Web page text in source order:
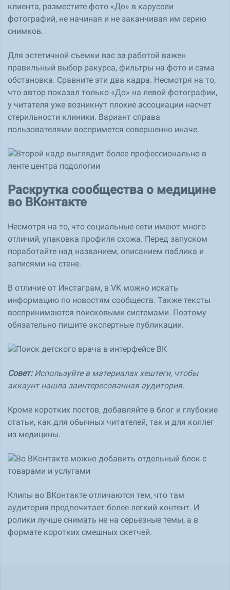
клиента, разместите фото «До» в карусели
фотографий, не начиная и не заканчивая им серию
снимков.
Для эстетичной съемки вас за работой важен
правильный выбор ракурса, фильтры на фото и сама
обстановка. Сравните эти два кадра. Несмотря на то,
что автор показал только «До» на левой фотографии,
у читателя уже возникнут плохие ассоциации насчет
стерильности клиники. Вариант справа
пользователями воспримется совершенно иначе.
Раскрутка сообщества о медицине
во ВКонтакте
Несмотря на то, что социальные сети имеют много
отличий, упаковка профиля схожа. Перед запуском
поработайте над названием, описанием паблика и
записями на стене.
В отличие от Инстаграм, в VK можно искать
информацию по новостям сообществ. Также тексты
воспринимаются поисковыми системами. Поэтому
обязательно пишите экспертные публикации.
Совет:Используйте в материалах хештеги, чтобы
аккаунт нашла заинтересованная аудитория.
Кроме коротких постов, добавляйте в блог и глубокие
статьи, как для обычных читателей, так и для коллег
из медицины.
Клипы во ВКонтакте отличаются тем, что там
аудитория предпочитает более легкий контент. И
ролики лучше снимать не на серьезные темы, а в
формате коротких смешных скетчей.